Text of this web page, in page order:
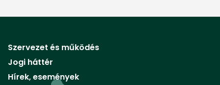
Szervezet és működés
Jogi háttér
Hírek, események